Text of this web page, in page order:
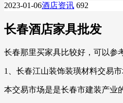
2023-01-06酒店资讯 692
长春酒店家具批发
长春那里买家具比较好，可以参
1、长春江山装饰装璜材料交易市
本交易市场是是长春市建装产业